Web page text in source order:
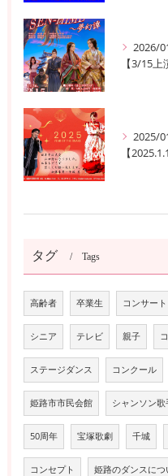
2026/
2025/
【
タグ Tags
高齢者 卒業生 コンサート
シニア テレビ 親子
ステージダンス コンクール
姫路市市民会館 シャンソン歌
50周年 宝塚歌劇 千城
コンセプト 姫路のダンスにつ